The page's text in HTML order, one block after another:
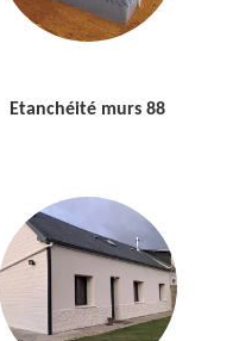
Etanchéité murs 88